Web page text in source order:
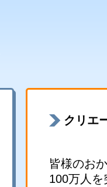
クリエ
皆様のお
100万人